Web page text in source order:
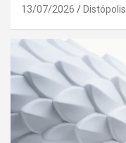
13/07/2026 Distópolis